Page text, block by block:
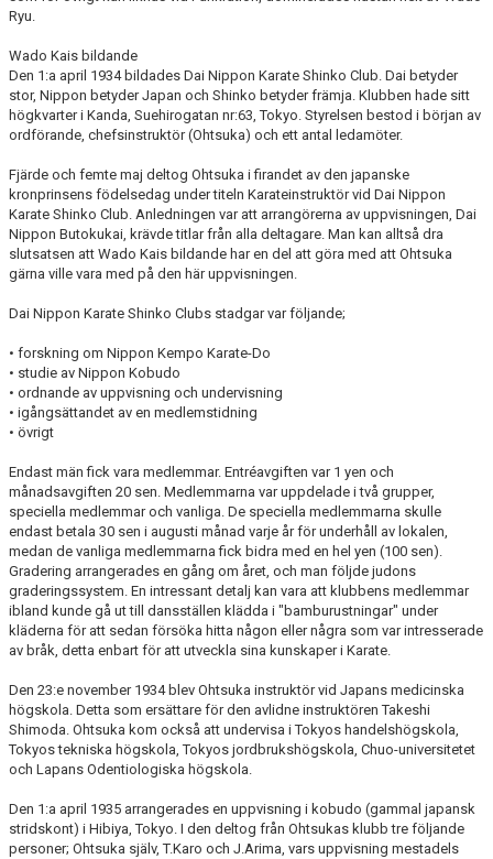
Ryu.
Wado Kais bildande
Den 1:a april 1934 bildades Dai Nippon Karate Shinko Club. Dai betyder
stor, Nippon betyder Japan och Shinko betyder främja. Klubben hade sitt
högkvarter i Kanda, Suehirogatan nr:63, Tokyo. Styrelsen bestod i början av
ordförande, chefsinstruktör (Ohtsuka) och ett antal ledamöter.
Fjärde och femte maj deltog Ohtsuka i firandet av den japanske
kronprinsens födelsedag under titeln Karateinstruktör vid Dai Nippon
Karate Shinko Club. Anledningen var att arrangörerna av uppvisningen, Dai
Nippon Butokukai, krävde titlar från alla deltagare. Man kan alltså dra
slutsatsen att Wado Kais bildande har en del att göra med att Ohtsuka
gärna ville vara med på den här uppvisningen.
Dai Nippon Karate Shinko Clubs stadgar var följande;
• forskning om Nippon Kempo Karate-Do
• studie av Nippon Kobudo
• ordnande av uppvisning och undervisning
• igångsättandet av en medlemstidning
• övrigt
Endast män fick vara medlemmar. Entréavgiften var 1 yen och
månadsavgiften 20 sen. Medlemmarna var uppdelade i två grupper,
speciella medlemmar och vanliga. De speciella medlemmarna skulle
endast betala 30 sen i augusti månad varje år för underhåll av lokalen,
medan de vanliga medlemmarna fick bidra med en hel yen (100 sen).
Gradering arrangerades en gång om året, och man följde judons
graderingssystem. En intressant detalj kan vara att klubbens medlemmar
ibland kunde gå ut till dansställen klädda i "bamburustningar" under
kläderna för att sedan försöka hitta någon eller några som var intresserade
av bråk, detta enbart för att utveckla sina kunskaper i Karate.
Den 23:e november 1934 blev Ohtsuka instruktör vid Japans medicinska
högskola. Detta som ersättare för den avlidne instruktören Takeshi
Shimoda. Ohtsuka kom också att undervisa i Tokyos handelshögskola,
Tokyos tekniska högskola, Tokyos jordbrukshögskola, Chuo-universitetet
och Lapans Odentiologiska högskola.
Den 1:a april 1935 arrangerades en uppvisning i kobudo (gammal japansk
stridskont) i Hibiya, Tokyo. I den deltog från Ohtsukas klubb tre följande
personer; Ohtsuka själv, T.Karo och J.Arima, vars uppvisning mestadels